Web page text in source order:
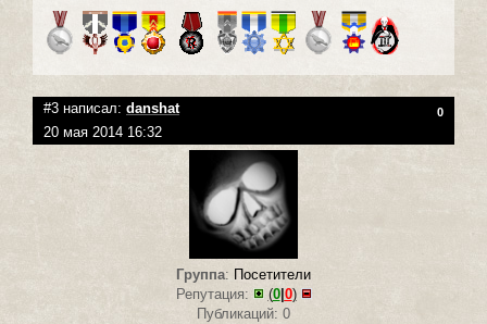
#3 написал: danshat 0
20 мая 2014 16:32
Группа: Посетители
Репутация:
(0| 0)
Публикаций: 0